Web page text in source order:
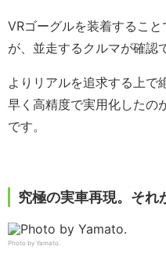
VRゴーグルを装着するこ
が、並走するクルマが確認
よりリアルを追求する上で
早く高精度で実用化したの
です。
究極の実車再現。それ
Photo by Yamato.